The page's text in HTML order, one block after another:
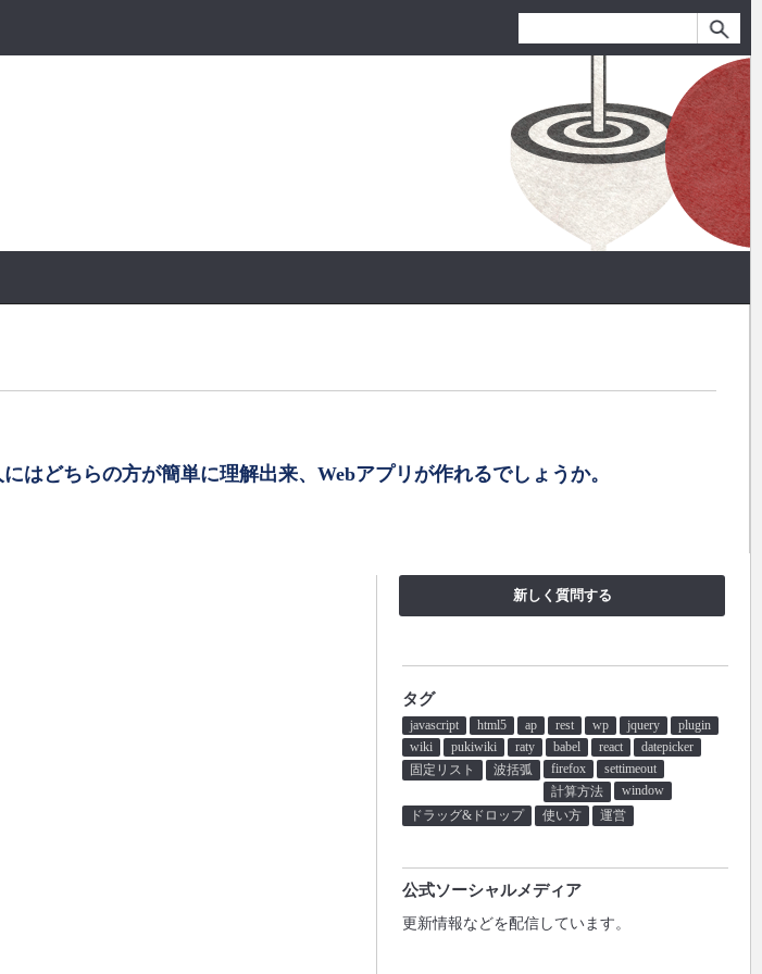
はどちらの方が簡単に理解出来、Webアプリが作れるでしょうか。
新しく質問する
タグ
javascript html5 ap rest wp jquery
plugin
wiki
pukiwiki raty babel react
datepicker
固定リスト
波括弧 firefox
settimeout
計算方法
window
ドラッグ&ドロップ
使い方 運営
公式ソーシャルメディア
更新情報などを配信しています。